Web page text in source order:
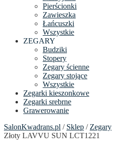
Pierścionki
Zawieszka
Łańcuszki
Wszystkie
ZEGARY
Budziki
Stopery
Zegary ścienne
Zegary stojące
Wszystkie
Zegarki kieszonkowe
Zegarki srebrne
Grawerowanie
SalonKwadrans.pl / Sklep / Zegary
Złoty LAVVU SUN LCT1221